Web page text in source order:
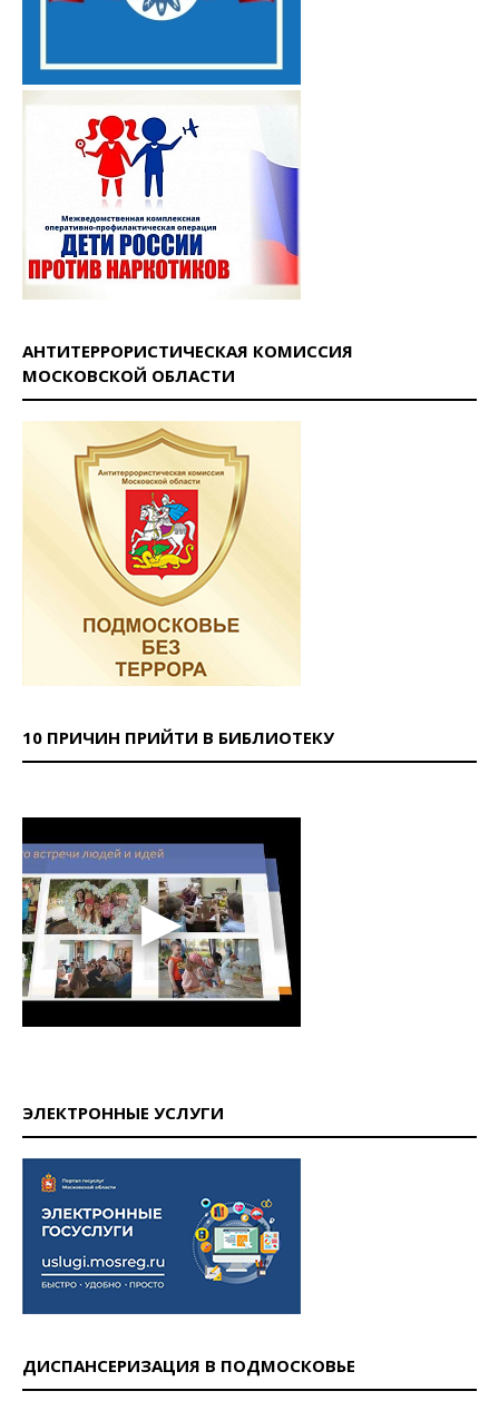
АНТИТЕРРОРИСТИЧЕСКАЯ КОМИССИЯ
МОСКОВСКОЙ ОБЛАСТИ
10 ПРИЧИН ПРИЙТИ В БИБЛИОТЕКУ
ЭЛЕКТРОННЫЕ УСЛУГИ
ДИСПАНСЕРИЗАЦИЯ В ПОДМОСКОВЬЕ